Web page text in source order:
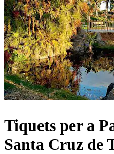
Tiquets per a
Santa Cruz de